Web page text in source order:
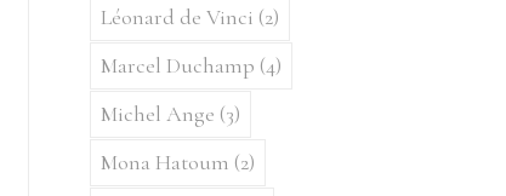
Léonard de Vinci (2)
Marcel Duchamp (4)
Michel Ange (3)
Mona Hatoum (2)